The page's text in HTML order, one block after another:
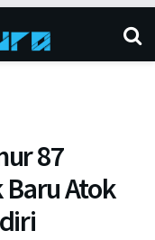
87
Baru Atok